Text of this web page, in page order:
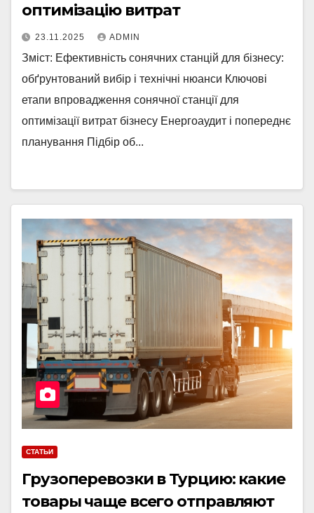
оптимізацію витрат
23.11.2025 ADMIN
Зміст: Ефективність сонячних станцій для бізнесу:
обґрунтований вибір і технічні нюанси Ключові
етапи впровадження сонячної станції для
оптимізації витрат бізнесу Енергоаудит і попереднє
планування Підбір об...
СТАТЬИ
Грузоперевозки в Турцию: какие
товары чаще всего отправляют